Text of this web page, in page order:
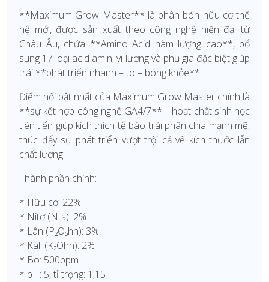
**Maximum Grow Master** là phân bón hữu cơ thế
hệ mới, được sản xuất theo công nghệ hiện đại từ
Châu Âu, chứa **Amino Acid hàm lượng cao**, bổ
sung 17 loại acid amin, vi lượng và phụ gia đặc biệt giúp
trái **phát triển nhanh – to – bóng khỏe**.
Điểm nổi bật nhất của Maximum Grow Master chính là
**sự kết hợp công nghệ GA4/7** – hoạt chất sinh học
tiên tiến giúp kích thích tế bào trái phân chia mạnh mẽ,
thúc đẩy sự phát triển vượt trội cả về kích thước lẫn
chất lượng.
Thành phần chính:
* Hữu cơ: 22%
* Nitơ (Nts): 2%
* Lân (P₂O₅hh): 3%
* Kali (K₂Ohh): 2%
* Bo: 500ppm
* pH: 5, tỉ trọng: 1,15